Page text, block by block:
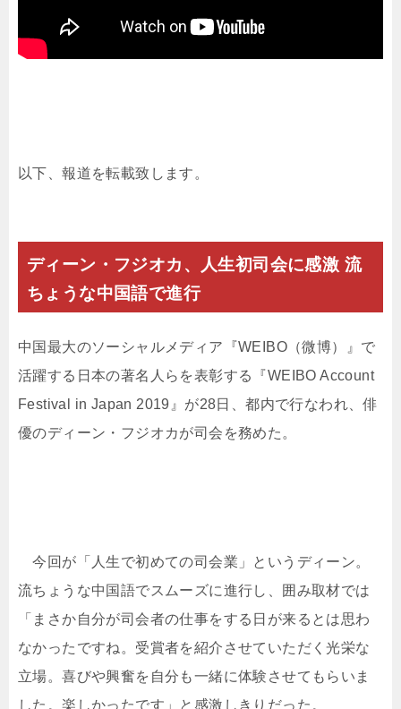
以下、報道を転載致します。
ディーン・フジオカ、人生初司会に感激 流
ちょうな中国語で進行
中国最大のソーシャルメディア『WEIBO（微博）』で
活躍する日本の著名人らを表彰する『WEIBO Account
Festival in Japan 2019』が28日、都内で行なわれ、俳
優のディーン・フジオカが司会を務めた。
今回が「人生で初めての司会業」というディーン。
流ちょうな中国語でスムーズに進行し、囲み取材では
「まさか自分が司会者の仕事をする日が来るとは思わ
なかったですね。受賞者を紹介させていただく光栄な
立場。喜びや興奮を自分も一緒に体験させてもらいま
した。楽しかったです」と感激しきりだった。